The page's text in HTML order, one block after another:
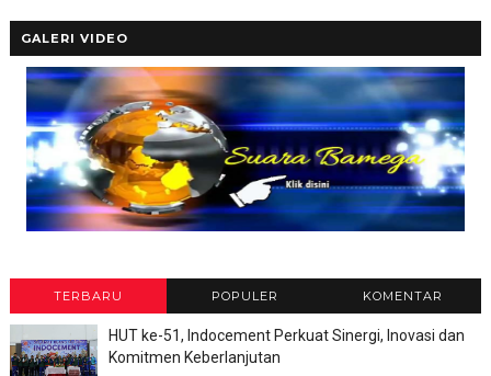
GALERI VIDEO
TERBARU POPULER KOMENTAR
HUT ke-51, Indocement Perkuat Sinergi, Inovasi dan
Komitmen Keberlanjutan